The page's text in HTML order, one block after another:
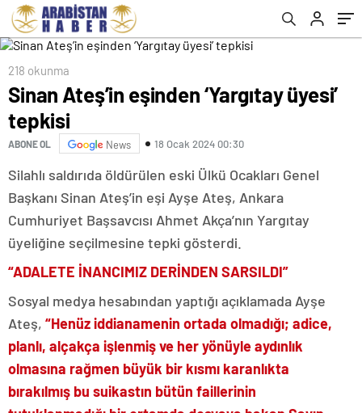
218 okunma
Sinan Ateş’in eşinden ‘Yargıtay üyesi’
tepkisi
ABONE OL News 18 Ocak 2024 00:30
Silahlı saldırıda öldürülen eski Ülkü Ocakları Genel
Başkanı Sinan Ateş’in eşi Ayşe Ateş, Ankara
Cumhuriyet Başsavcısı Ahmet Akça’nın Yargıtay
üyeliğine seçilmesine tepki gösterdi.
“ADALETE İNANCIMIZ DERİNDEN SARSILDI”
Sosyal medya hesabından yaptığı açıklamada Ayşe
Ateş, “Henüz iddianamenin ortada olmadığı; adice,
planlı, alçakça işlenmiş ve her yönüyle aydınlık
olmasına rağmen büyük bir kısmı karanlıkta
bırakılmış bu suikastın bütün faillerinin